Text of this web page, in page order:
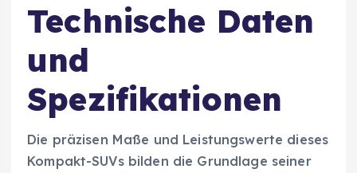
Technische Daten
und
Spezifikationen
Die präzisen Maße und Leistungswerte dieses
Kompakt-SUVs bilden die Grundlage seiner